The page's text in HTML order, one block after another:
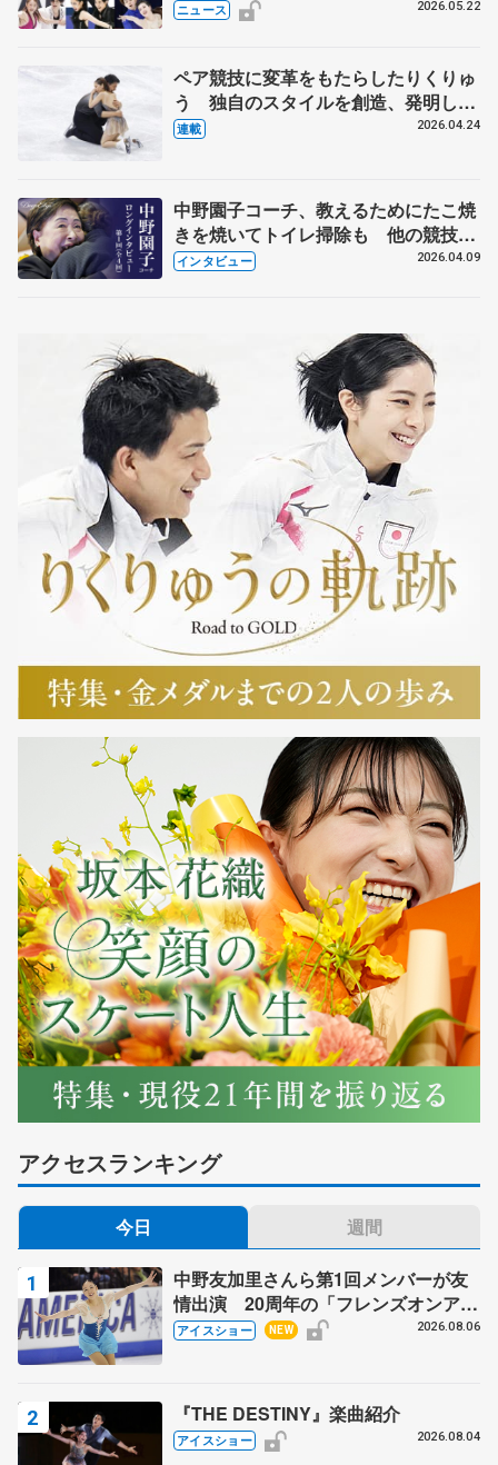
実力者が相次いで参戦 国内の競争激
ニュース 2026.05.22
ペア競技に変革をもたらしたりくりゅ
う 独自のスタイルを創造、発明した
【引退発表後②】
連載 2026.04.24
中野園子コーチ、教えるためにたこ焼
きを焼いてトイレ掃除も 他の競技に
も通用するという坂本花織の筋肉
インタビュー 2026.04.09
アクセスランキング
今日 週間
中野友加里さんら第1回メンバーが友
情出演 20周年の「フレンズオンアイ
ス」 宮本賢二さん、有川梨絵さん、
アイスショー NEW 2026.08.06
『THE DESTINY』楽曲紹介
アイスショー 2026.08.04